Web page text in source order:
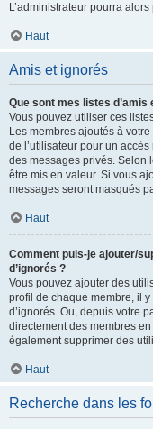
L’administrateur pourra
Haut
Amis et ignorés
Que sont mes listes d’amis
Vous pouvez utiliser ces
Les membres ajoutés à
de l’utilisateur pour un
des messages privés. Selon
être mis en valeur. Si vous
messages seront masqués
Haut
Comment puis-je ajouter/
d’ignorés ?
Vous pouvez ajouter des
profil de chaque membre, il y
d’ignorés. Ou, depuis votre
directement des membres
également supprimer des
Haut
Recherche dans les